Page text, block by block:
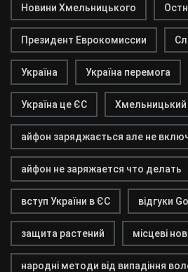
Новини Хмельницького
Президент Еврокомиссии
Україна Україна перемога
Україна це ЄС Хмельницький
айфон заряджається але не
айфон не заряжается что делать
вступ України в ЄС відгуки
защита растений місцеві
народні методи від випадіння